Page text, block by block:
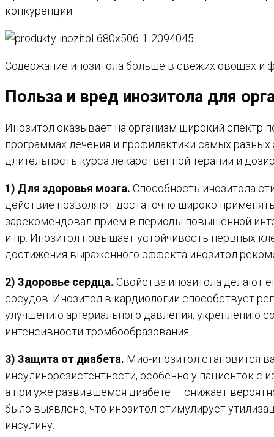
конкуренции.
Содержание инозитола больше в свежих овощах и
Польза и вред инозитола для
Инозитол оказывает на организм широкий спектр
программах лечения и профилактики самых
длительность курса лекарственной терапии и
1) Для здоровья мозга. Способность инозитола
действие позволяют достаточно широко
зарекомендовал прием в периоды повышенной
и пр. Инозитол повышает устойчивость нервных
достижения выраженного эффекта инозитол
2) Здоровье сердца. Свойства инозитола делают
сосудов. Инозитол в кардиологии способствует
улучшению артериального давления, укреплению
интенсивности тромбообразования.
3) Защита от диабета. Мио-инозитол становится
инсулинорезистентности, особенно у пациенток с
а при уже развившемся диабете — снижает
было выявлено, что инозитол стимулирует
инсулину.